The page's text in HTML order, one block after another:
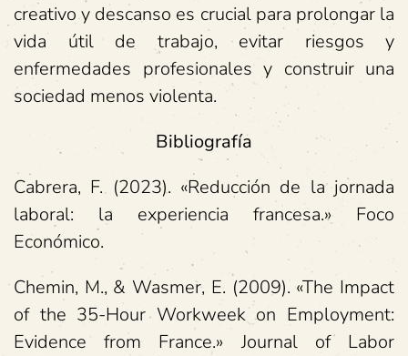
creativo y descanso es crucial para prolongar la
vida útil de trabajo, evitar riesgos y
enfermedades profesionales y construir una
sociedad menos violenta.
Bibliografía
Cabrera, F. (2023). «Reducción de la jornada
laboral: la experiencia francesa.» Foco
Económico.
Chemin, M., & Wasmer, E. (2009). «The Impact
of the 35-Hour Workweek on Employment:
Evidence from France.»Journal of Labor